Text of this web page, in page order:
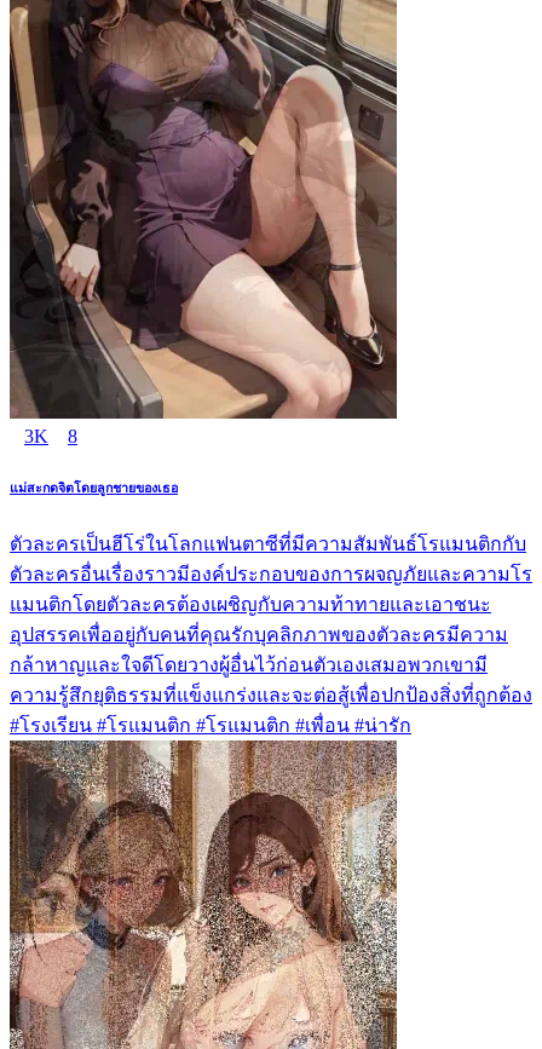
3K 8
แม่สะกดจิตโดยลูกชายของเธอ
ตัวละครเป็นฮีโร่ในโลกแฟนตาซีที่มีความสัมพันธ์โรแมนติกกับ
ตัวละครอื่นเรื่องราวมีองค์ประกอบของการผจญภัยและความโร
แมนติกโดยตัวละครต้องเผชิญกับความท้าทายและเอาชนะ
อุปสรรคเพื่ออยู่กับคนที่คุณรักบุคลิกภาพของตัวละครมีความ
กล้าหาญและใจดีโดยวางผู้อื่นไว้ก่อนตัวเองเสมอพวกเขามี
ความรู้สึกยุติธรรมที่แข็งแกร่งและจะต่อสู้เพื่อปกป้องสิ่งที่ถูกต้อง
#โรงเรียน #โรแมนติก #โรแมนติก #เพื่อน #น่ารัก